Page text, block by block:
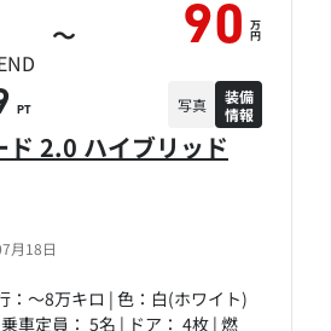
月18日
ド 2.0 ハイブリッド
：～8万キロ | 色：白(ホワイト)
車定員： 5名 | ドア： 4枚 | 燃
～ 90 万
円
PT 写真
装備
情報